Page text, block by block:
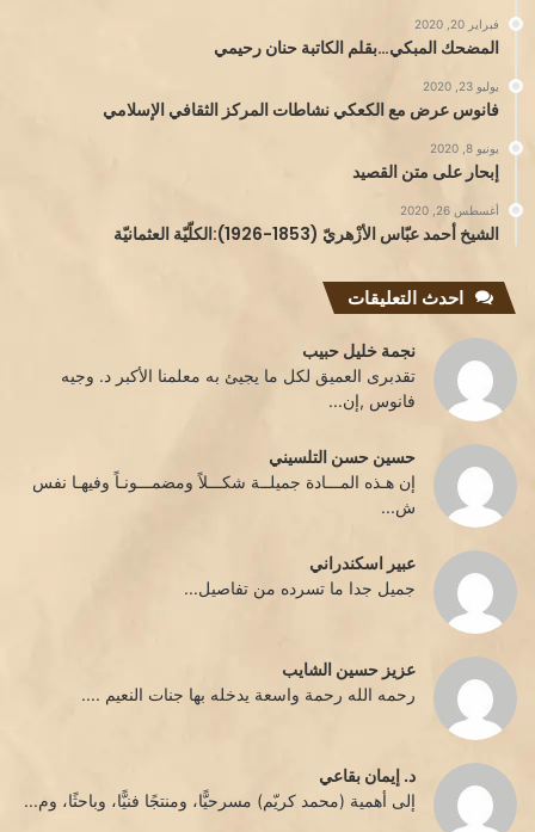
فبراير 20, 2020
المضحك المبكي…بقلم الكاتبة حنان رحيمي
يوليو 23, 2020
فانوس عرض مع الكعكي نشاطات المركز الثقافي الإسلامي
يونيو 8, 2020
إبحار على متن القصيد
أغسطس 26, 2020
الشيخ أحمد عبّاس الأزْهريّ (1853-1926):الكلّيّة العثمانيّة
احدث التعليقات
نجمة خليل حبيب
تقدبرى العميق لكل ما يجيئ به معلمنا الأكبر د. وجيه
فانوس ,إن...
حسين حسن التلسيني
إن هـذه المـــادة جميلــة شكـــلاً ومضمـــونـاً وفيهـا نفس
ش...
عبير اسكندراني
جميل جدا ما تسرده من تفاصيل...
عزيز حسين الشايب
رحمه الله رحمة واسعة يدخله بها جنات النعيم ....
د. إيمان بقاعي
إلى أهمية (محمد كريّم) مسرحيًّا، ومنتجًا فنيًّا، وباحثًا، وم...